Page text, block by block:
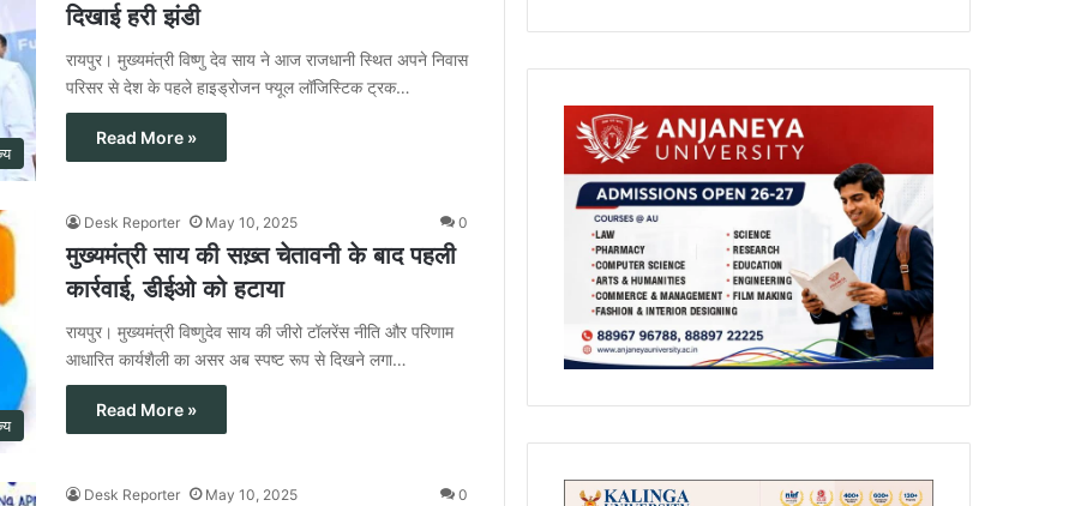
दिखाई हरी झंडी
रायपुर। मुख्यमंत्री विष्णु देव साय ने आज राजधानी स्थित अपने निवास
परिसर से देश के पहले हाइड्रोजन फ्यूल लॉजिस्टिक ट्रक…
Read More »
Desk Reporter May 10, 2025 0
मुख्यमंत्री साय की सख़्त चेतावनी के बाद पहली
कार्रवाई, डीईओ को हटाया
रायपुर। मुख्यमंत्री विष्णुदेव साय की जीरो टॉलरेंस नीति और परिणाम
आधारित कार्यशैली का असर अब स्पष्ट रूप से दिखने लगा…
Read More »
Desk Reporter May 10, 2025 0